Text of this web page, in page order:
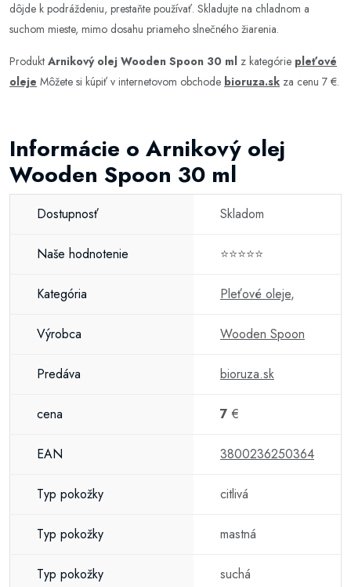
dôjde k podráždeniu, prestaňte používať. Skladujte na chladnom a
suchom mieste, mimo dosahu priameho slnečného žiarenia.
Produkt Arnikový olej Wooden Spoon 30 ml z kategórie pleťové
oleje Môžete si kúpiť v internetovom obchode bioruza.sk za cenu 7 €.
Informácie o Arnikový olej
Wooden Spoon 30 ml
Dostupnosť Skladom
Naše hodnotenie ⭐⭐⭐⭐⭐
Kategória Pleťové oleje,
Výrobca Wooden Spoon
Predáva bioruza.sk
cena 7 €
EAN 3800236250364
Typ pokožky citlivá
Typ pokožky mastná
Typ pokožky suchá